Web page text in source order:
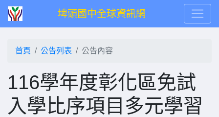
埤頭國中全球資訊網
首頁 公告列表 公告內容
116學年度彰化區免試
入學比序項目多元學習